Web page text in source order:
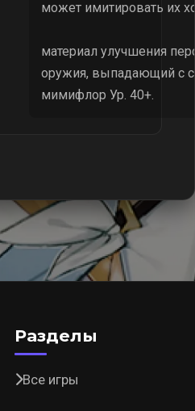
может имитировать их
материал улучшения
оружия, выпадающий с
мимифлор Ур. 40+.
Разделы
Все игры